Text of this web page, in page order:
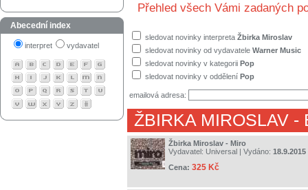
Abecední index
interpret vydavatel
Přehled všech Vámi zadaných
sledovat novinky interpreta Žbirka Miroslav
sledovat novinky od vydavatele Warner Music
sledovat novinky v kategorii Pop
sledovat novinky v oddělení Pop
emailová adresa:
ŽBIRKA MIROSLAV -
Žbirka Miroslav - Miro
Vydavatel: Universal | Vydáno: 18.9.2015
Cena: 325 Kč